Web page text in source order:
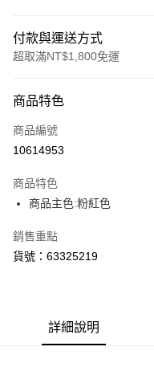
付款與運送方式
超取滿NT$1,800免運
信用卡一次付款
LINE Pay
街口支付
悠遊付
Google Pay
運送方式
商品特色
商品編號
10614953
商品特色
商品主色:粉紅色
銷售重點
貨號：63325219
詳細說明